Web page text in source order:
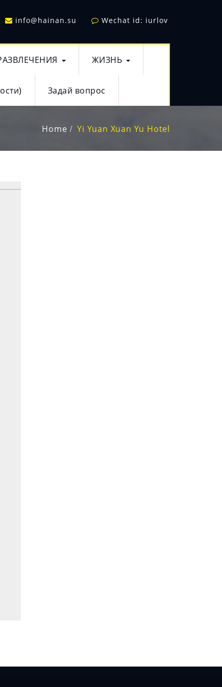
info@hainan.su Wechat id: iurlov
ЖИЗНЬ
Задай вопрос
Home Yi Yuan Xuan Yu Hotel